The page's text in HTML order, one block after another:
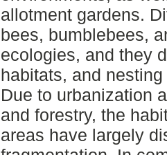
allotment gardens.
bees, bumblebees,
ecologies, and they
habitats, and
Due to urbanization
and forestry, the
areas have largely